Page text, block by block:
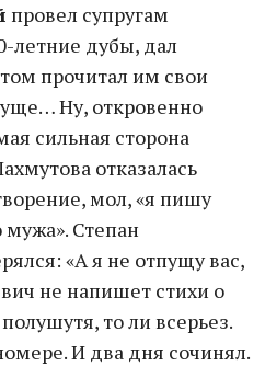
провел супругам
летние дубы, дал
прочитал им свои
Ну, откровенно
сильная сторона
отказалась
мол, «я пишу
мужа». Степан
«А я не отпущу вас,
не напишет стихи о
то ли всерьез.
И два дня сочинял.